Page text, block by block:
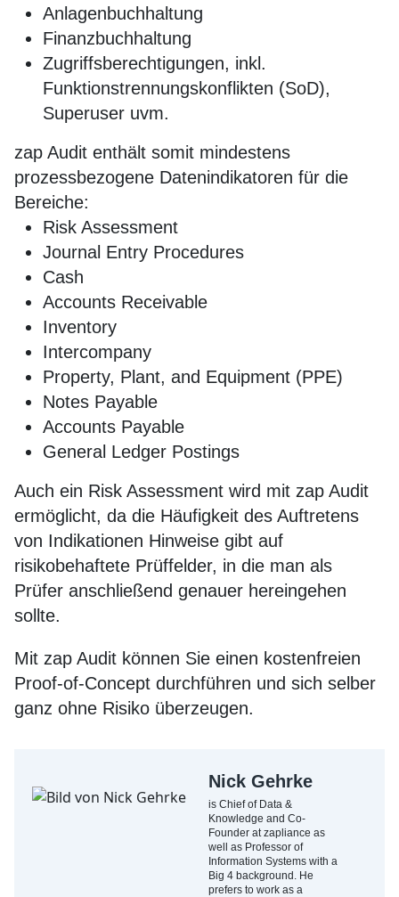
Anlagenbuchhaltung
Finanzbuchhaltung
Zugriffsberechtigungen, inkl.
Funktionstrennungskonflikten (SoD),
Superuser uvm.
zap Audit enthält somit mindestens
prozessbezogene Datenindikatoren für die
Bereiche:
Risk Assessment
Journal Entry Procedures
Cash
Accounts Receivable
Inventory
Intercompany
Property, Plant, and Equipment (PPE)
Notes Payable
Accounts Payable
General Ledger Postings
Auch ein Risk Assessment wird mit zap Audit
ermöglicht, da die Häufigkeit des Auftretens
von Indikationen Hinweise gibt auf
risikobehaftete Prüffelder, in die man als
Prüfer anschließend genauer hereingehen
sollte.
Mit zap Audit können Sie einen kostenfreien
Proof-of-Concept durchführen und sich selber
ganz ohne Risiko überzeugen.
Nick Gehrke
is Chief of Data &
Knowledge and Co-
Founder at zapliance as
well as Professor of
Information Systems with a
Big 4 background. He
prefers to work as a